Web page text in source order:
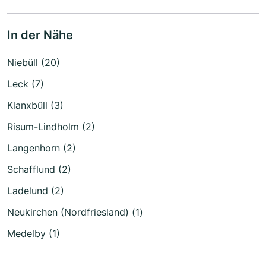
In der Nähe
Niebüll (20)
Leck (7)
Klanxbüll (3)
Risum-Lindholm (2)
Langenhorn (2)
Schafflund (2)
Ladelund (2)
Neukirchen (Nordfriesland) (1)
Medelby (1)